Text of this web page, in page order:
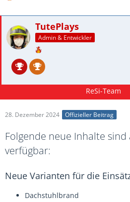
TutePlays
Admin & Entwickler
28. Dezember 2024 Offizieller Beitrag
Folgende neue Inhalte
verfügbar:
Neue Varianten für die
Dachstuhlbrand